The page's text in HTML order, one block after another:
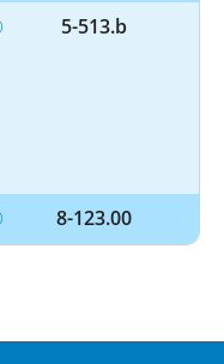
5-513.b
8-123.00